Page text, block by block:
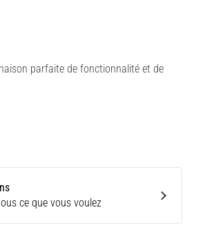
parfaite de fonctionnalité et de
ce que vous voulez